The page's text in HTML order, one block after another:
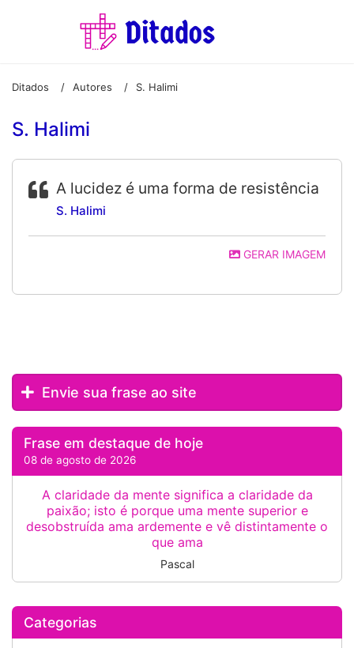
Ditados / Autores / S. Halimi
S. Halimi
A lucidez é uma forma de resistência
S. Halimi
GERAR IMAGEM
Envie sua frase ao site
Frase em destaque de hoje
08 de agosto de 2026
A claridade da mente significa a claridade da
paixão; isto é porque uma mente superior e
desobstruída ama ardemente e vê distintamente o
que ama
Pascal
Categorias